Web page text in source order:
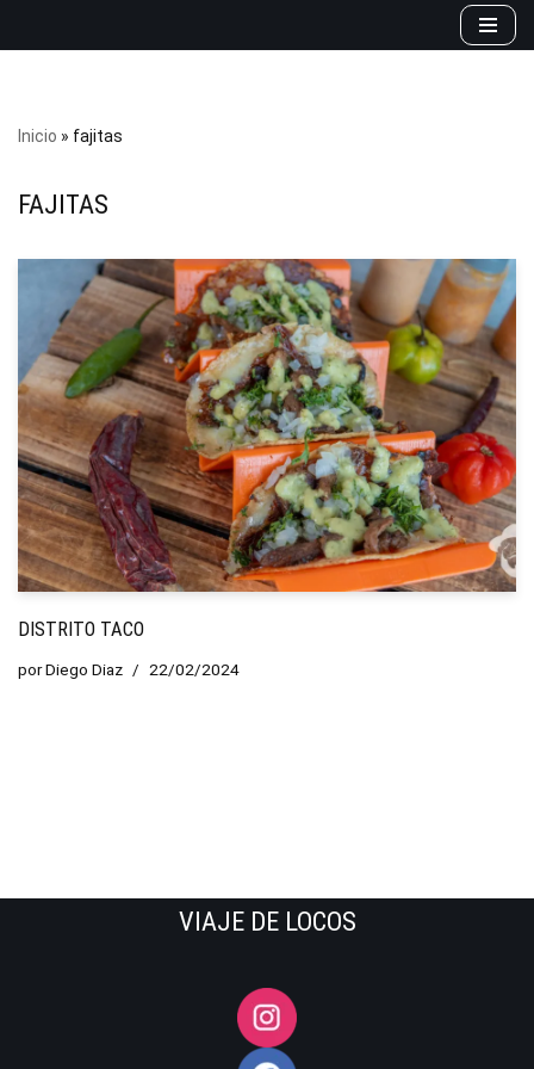
Inicio » fajitas
FAJITAS
DISTRITO TACO
porDiego Diaz 22/02/2024
VIAJE DE LOCOS